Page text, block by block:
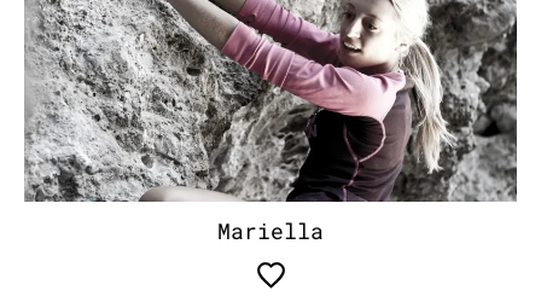
Mariella